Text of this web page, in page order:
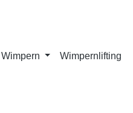
Wimpern Wimpernlifting